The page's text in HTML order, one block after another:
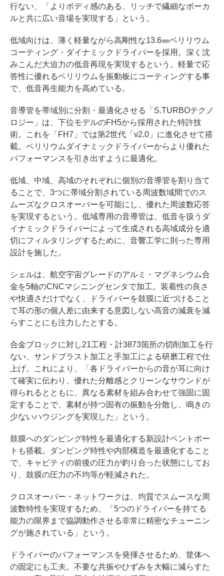
行ない、「よりボディ感のある、リッチで繊細なボーカ
ルと共に広い音場を実現する」という。
低域向けは、薄く軽量ながら高剛性な13.6㎜ベリリウム
コーティング・ダイナミックドライバーを採用。深く沈
みこんだ大迫力の低音再現を実現するという。軽量で応
答性に優れるベリリウムを振動板にコーティングする事
で、低音再生能力を高めている。
音導管を帯域別に分割・最適化させる「S.TURBOテクノ
ロジー」は、下位モデルのFH5から採用された特許技
術。これを「FH7」では第2世代「v2.0」に進化させて搭
載。ベリリウムダイナミックドライバーからより優れた
パフォーマンスを引き出すように最適化。
低域、中域、高域のそれぞれに個別の音導管を割り当て
ることで、3つに帯域分割されている周波数域間でのス
ムーズなクロスオーバーを可能にし、優れた周波数応答
を実現するという。低域専用の音導管は、低音を扱うダ
イナミックドライバーによって生成される高域成分を適
切にフィルタリングするために、音響工学に則った専用
設計を施した。
シェルは、航空宇宙グレードのアルミ・マグネシウム合
金を5軸のCNCマシニングセンタで加工。装着性の良さ
や快適さだけでなく、ドライバーを鼓膜に近づけること
で耳の形の個人差に由来する意図しない高音の減衰を減
らすことにも注力したとする。
合金ブロックに対し21工程・計3873箇所の切削加工を行
ない、サンドブラスト加工と手加工による研磨工程で仕
上げ。これにより、「各ドライバーからの音が耳に向け
て確実に伝わり、優れた分離感とクリーンなサウンドが
得られるとともに、異なる素材を組み合わせて強固に固
定することで、素材が持つ固有の振動を分散し、鳴きの
少ないハウジングを実現した」という。
鼓膜へのダンピング特性を最適化する新設計ベントポー
トも搭載。ダンピング特性や内部構造を最適化すること
で、キャビティの前後の圧力が釣り合った状態にしてお
り、鼓膜の圧力の不均等が軽減された。
クロスオーバー・ネットワークは、均質でスムースな周
波数特性を実現するため、「5つのドライバーを持てる
能力の限界まで協調動作させる非常に精密なチューニン
グが施されている」という。
ドライバーのパフォーマンスを発揮させるため、筐体へ
の固定にも工夫。不要な共振やひずみを大幅に減らすた